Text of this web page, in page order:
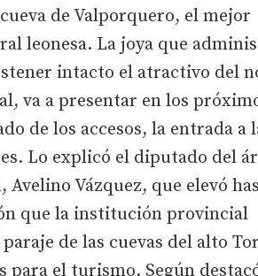
de Valporquero, el mejor
leonesa. La joya que
intacto el atractivo del
va a presentar en los
de los accesos, la entrada a
Lo explicó el diputado del
Vázquez, que elevó
que la institución provincial
de las cuevas del alto
para el turismo. Según